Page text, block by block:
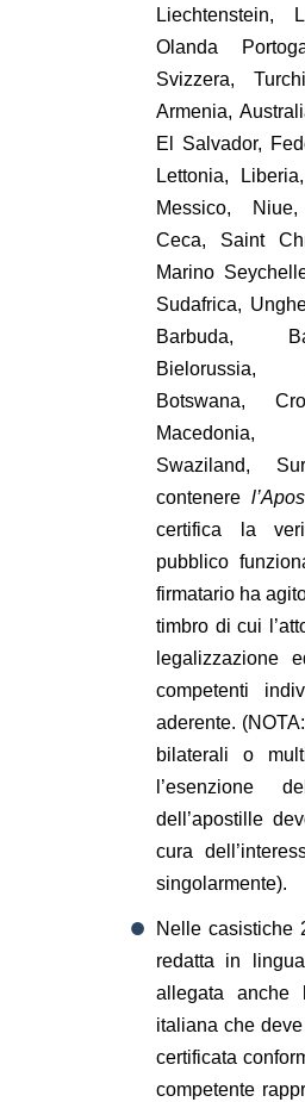
Liechtenstein,
Olanda
Svizzera,
Armenia,
El Salvador,
Lettonia,
Messico,
Ceca, Saint
Marino
Sudafrica,
Barbuda,
Bielorussia,
Botswana,
Macedonia,
Swaziland,
contenere
certifica la
pubblico
firmatario ha
timbro di cui
legalizzazione
competenti
aderente.
bilaterali o
l’esenzione
dell’apostille
cura
singolarmente).
Nelle casistiche
redatta in
allegata anche
italiana che
certificata
competente